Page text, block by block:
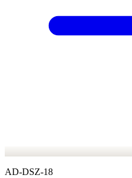
AD-DSZ-18